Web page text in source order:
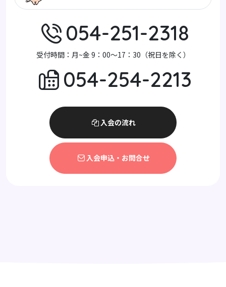
054-251-2318
受付時間：月~金 9：00～17：30（祝日を除く）
054-254-2213
入会の流れ
入会申込・お問合せ